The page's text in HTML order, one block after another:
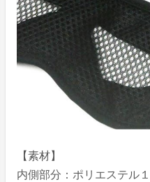
【素材】
内側部分：ポリエステル